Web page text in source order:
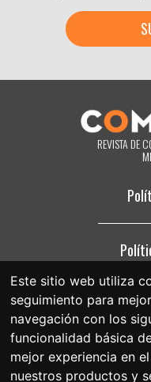
Este sitio web utiliza
seguimiento para
navegación con los
funcionalidad básica
mejor experiencia en
nuestros productos y
tratando sus datos
inmediato, su
datos personales, rectificar
fueron recogidos. Al hacer
cambiar de opinión en
«darme de baja» que hay en
electrónico que reciba de
con nosotros en el correo
REVISTA DE